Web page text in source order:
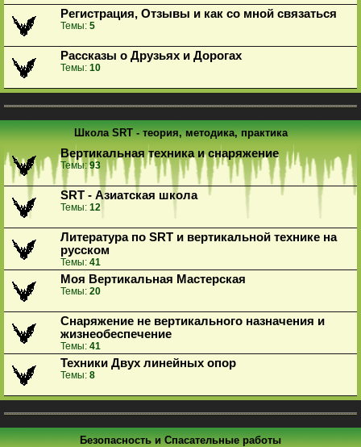
Регистрация, Отзывы и как со мной связаться
Темы: 5
Рассказы о Друзьях и Дорогах
Темы: 10
Школа SRT - теория, методика, практика
Вертикальная техника и снаряжение
Темы:93
SRT - Азиатская школа
Темы: 12
Литература по SRT и вертикальной технике на
русском
Темы: 41
Моя Вертикальная Мастерская
Темы: 20
Снаряжение не вертикального назначения и
жизнеобеспечение
Темы: 41
Техники Двух линейных опор
Темы: 8
Безопасность и Спасательные работы